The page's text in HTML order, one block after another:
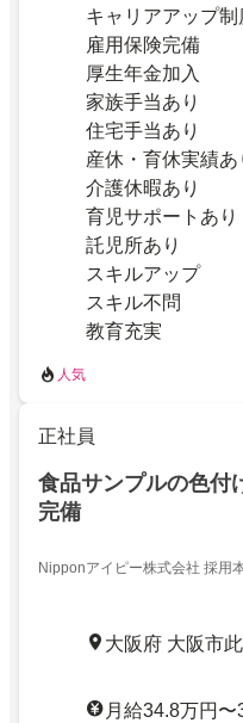
キャリアアップ制
雇用保険完備
厚生年金加入
家族手当あり
住宅手当あり
産休・育休実績あ
介護休暇あり
育児サポートあり
託児所あり
スキルアップ
スキル不問
教育充実
人気
正社員
食品サンプルの色付
完備
Nipponアイピー株式会社 採用
大阪府 大阪市
月給34.8万円〜